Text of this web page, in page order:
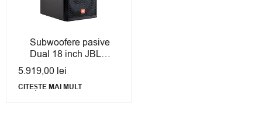
Subwoofere pasive
Dual 18 inch JBL
MRX528S -
Second-Hand cu
Garanție
5.919,00 lei
CITEȘTE MAI MULT